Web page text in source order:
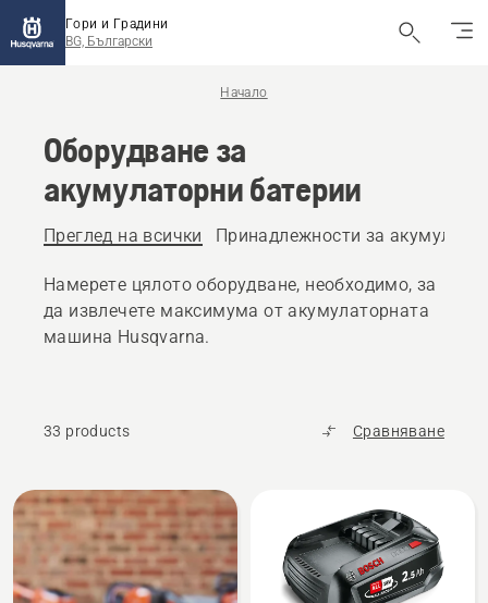
Гори и Градини
BG, Български
Начало
Оборудване за
акумулаторни батерии
Преглед на всички Принадлежности за
Намерете цялото оборудване, необходимо, за
да извлечете максимума от акумулаторната
машина Husqvarna.
33 products Сравняване
All
products